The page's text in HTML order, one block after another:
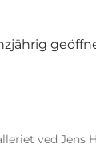
ved Jens